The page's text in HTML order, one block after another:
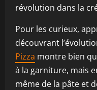
révolution dans la
Pour les curieux,
découvrant
Pizza montre bien
à la garniture, mais
même de la pâte et